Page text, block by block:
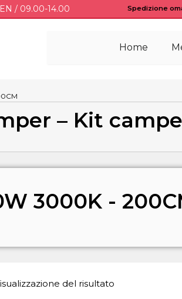
/ 09.00-14.00 Spedizione
Home
– Kit
3000K -
del risultato